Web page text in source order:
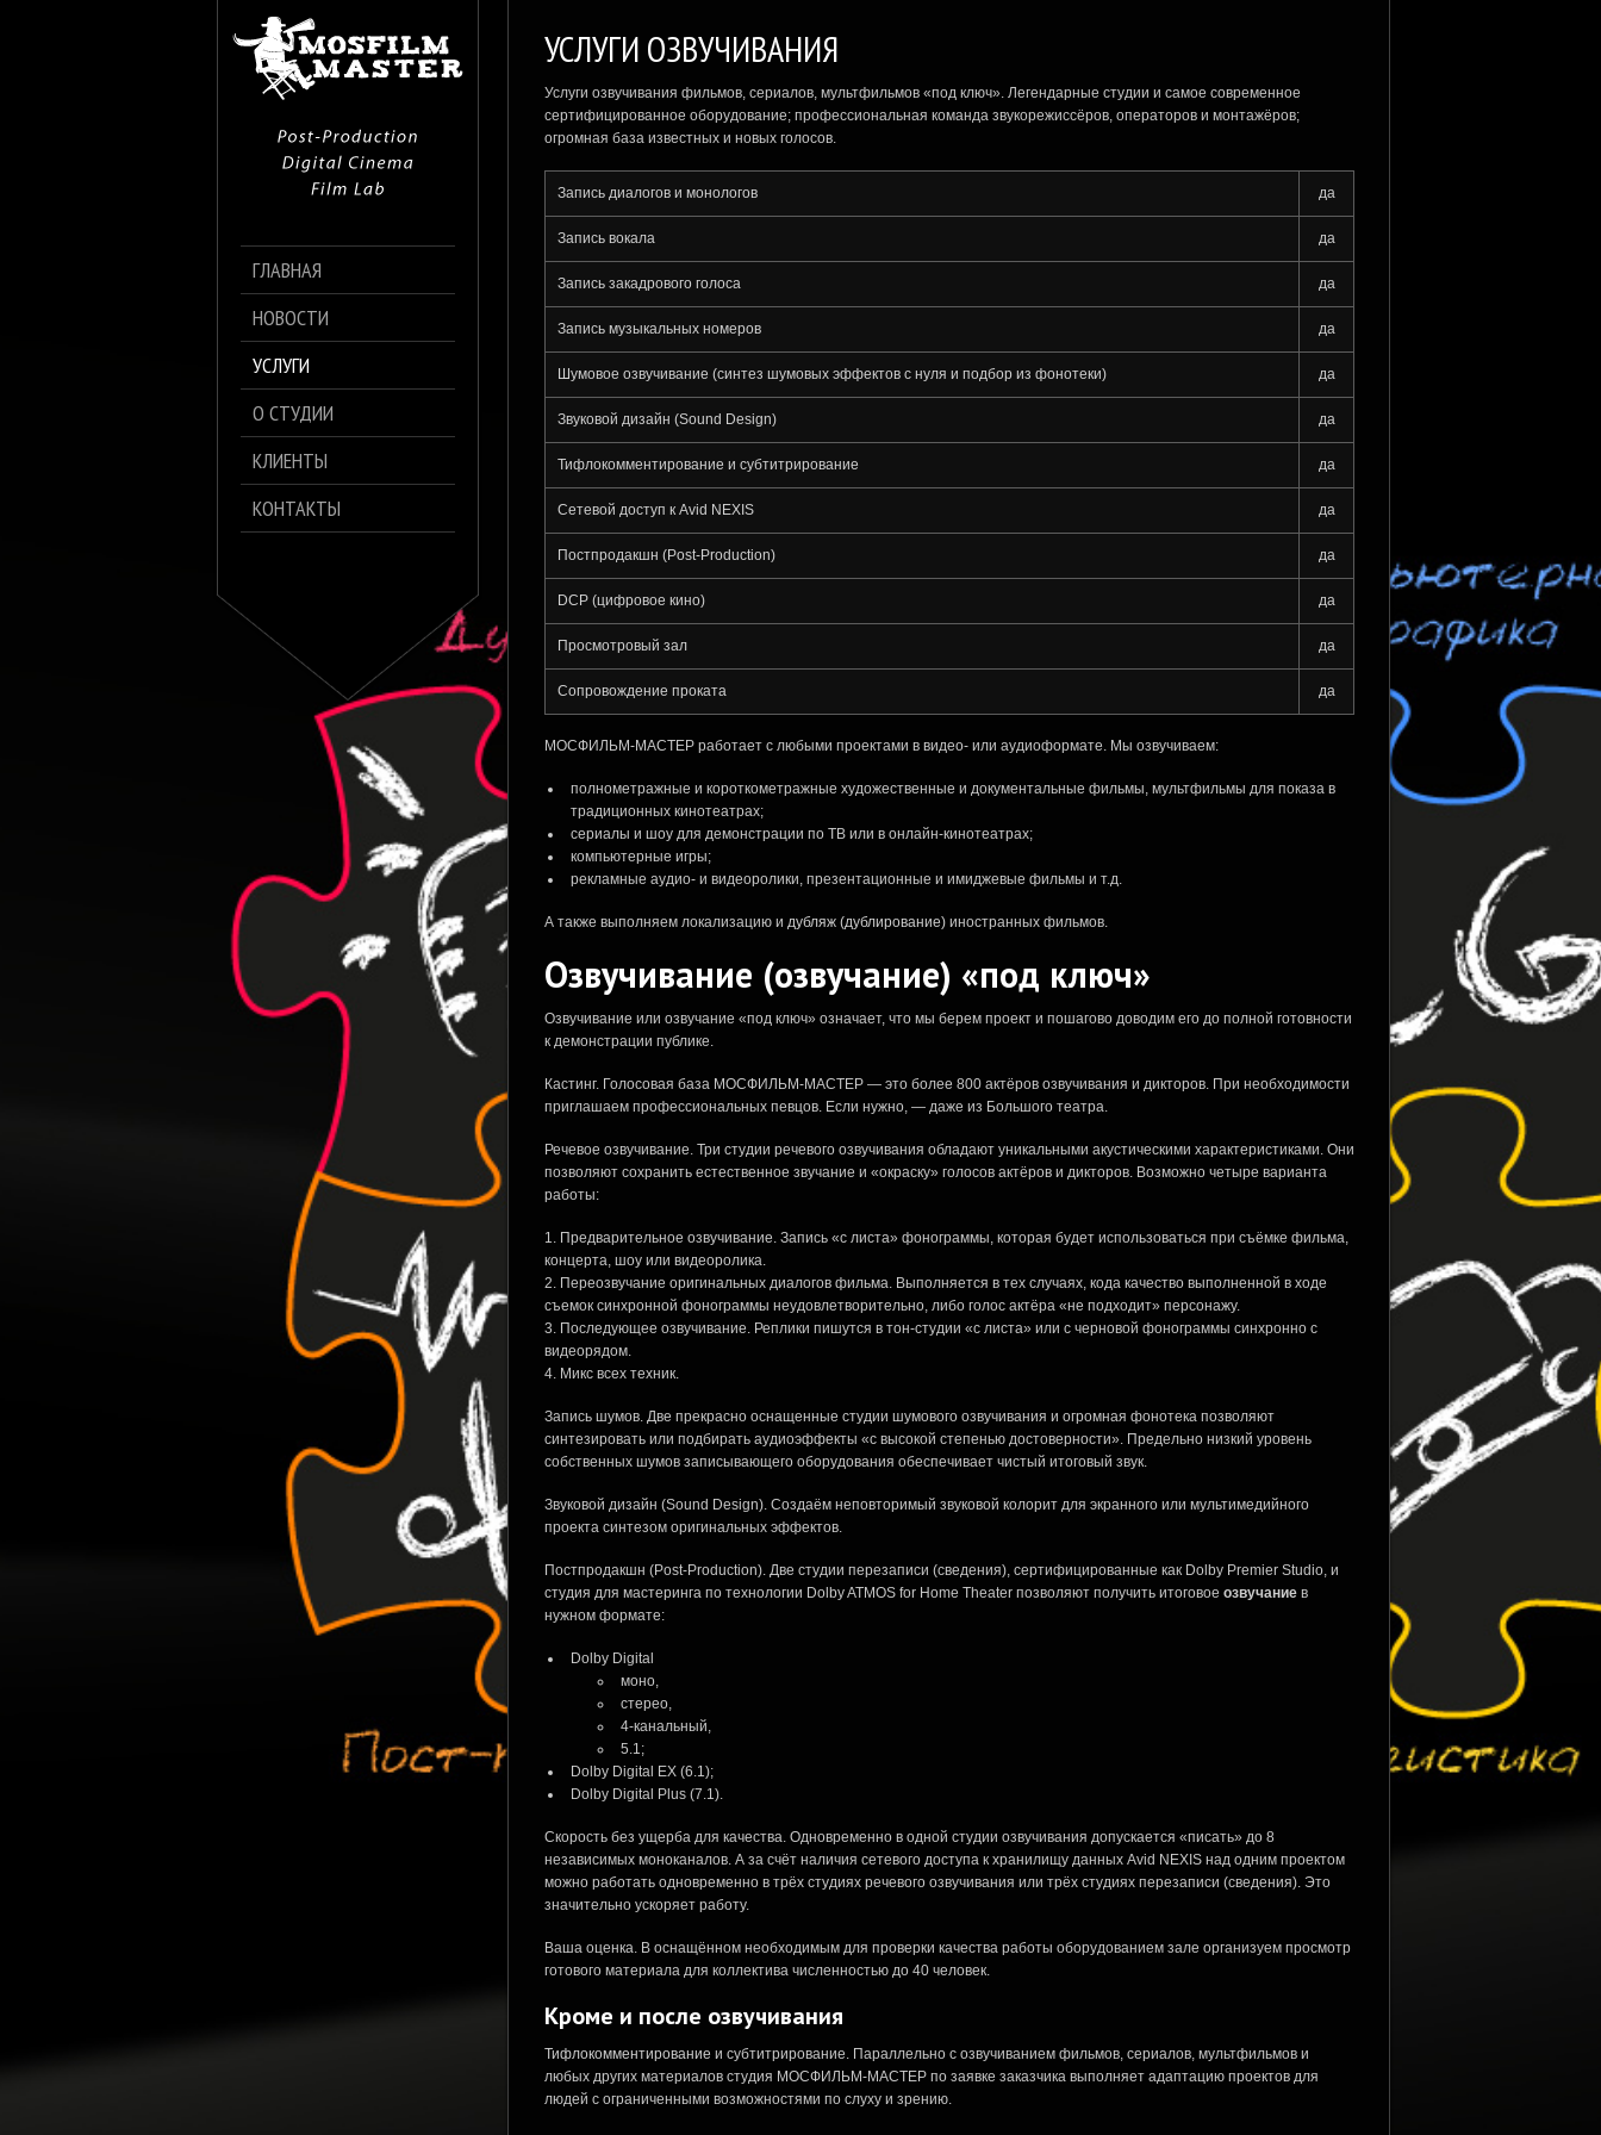
ГЛАВНАЯ
НОВОСТИ
УСЛУГИ
О СТУДИИ
КЛИЕНТЫ
КОНТАКТЫ
УСЛУГИ ОЗВУЧИВАНИЯ
Услуги озвучивания фильмов, сериалов, мультфильмов «под ключ». Легендарные студии и самое современное
сертифицированное оборудование; профессиональная команда звукорежиссёров, операторов и монтажёров;
огромная база известных и новых голосов.
Запись диалогов и монологов да
Запись вокала да
Запись закадрового голоса да
Запись музыкальных номеров да
Шумовое озвучивание (синтез шумовых эффектов с нуля и подбор из фонотеки) да
Звуковой дизайн (Sound Design) да
Тифлокомментирование и субтитрирование да
Сетевой доступ к Avid NEXIS да
Постпродакшн (Post-Production) да
DCP (цифровое кино) да
Просмотровый зал да
Сопровождение проката да
МОСФИЛЬМ-МАСТЕР работает с любыми проектами в видео- или аудиоформате. Мы озвучиваем:
полнометражные и короткометражные художественные и документальные фильмы, мультфильмы для показа в
традиционных кинотеатрах;
сериалы и шоу для демонстрации по ТВ или в онлайн-кинотеатрах;
компьютерные игры;
рекламные аудио- и видеоролики, презентационные и имиджевые фильмы и т.д.
А также выполняем локализацию и дубляж (дублирование) иностранных фильмов.
Озвучивание (озвучание) «под ключ»
Озвучивание или озвучание «под ключ» означает, что мы берем проект и пошагово доводим его до полной готовности
к демонстрации публике.
Кастинг. Голосовая база МОСФИЛЬМ-МАСТЕР — это более 800 актёров озвучивания и дикторов. При необходимости
приглашаем профессиональных певцов. Если нужно, — даже из Большого театра.
Речевое озвучивание. Три студии речевого озвучивания обладают уникальными акустическими характеристиками. Они
позволяют сохранить естественное звучание и «окраску» голосов актёров и дикторов. Возможно четыре варианта
работы:
Предварительное озвучивание. Запись «с листа» фонограммы, которая будет использоваться при съёмке фильма,
концерта, шоу или видеоролика.
Переозвучание оригинальных диалогов фильма. Выполняется в тех случаях, кода качество выполненной в ходе
съемок синхронной фонограммы неудовлетворительно, либо голос актёра «не подходит» персонажу.
Последующее озвучивание. Реплики пишутся в тон-студии «с листа» или с черновой фонограммы синхронно с
видеорядом.
Микс всех техник.
Запись шумов. Две прекрасно оснащенные студии шумового озвучивания и огромная фонотека позволяют
синтезировать или подбирать аудиоэффекты «с высокой степенью достоверности». Предельно низкий уровень
собственных шумов записывающего оборудования обеспечивает чистый итоговый звук.
Звуковой дизайн (Sound Design). Создаём неповторимый звуковой колорит для экранного или мультимедийного
проекта синтезом оригинальных эффектов.
Постпродакшн (Post-Production). Две студии перезаписи (сведения), сертифицированные как Dolby Premier Studio, и
студия для мастеринга по технологии Dolby ATMOS for Home Theater позволяют получить итоговое озвучание в
нужном формате:
Dolby Digital
моно,
стерео,
4-канальный,
5.1;
Dolby Digital EX (6.1);
Dolby Digital Plus (7.1).
Скорость без ущерба для качества. Одновременно в одной студии озвучивания допускается «писать» до 8
независимых моноканалов. А за счёт наличия сетевого доступа к хранилищу данных Avid NEXIS над одним проектом
можно работать одновременно в трёх студиях речевого озвучивания или трёх студиях перезаписи (сведения). Это
значительно ускоряет работу.
Ваша оценка. В оснащённом необходимым для проверки качества работы оборудованием зале организуем просмотр
готового материала для коллектива численностью до 40 человек.
Кроме и после озвучивания
Тифлокомментирование и субтитрирование. Параллельно с озвучиванием фильмов, сериалов, мультфильмов и
любых других материалов студия МОСФИЛЬМ-МАСТЕР по заявке заказчика выполняет адаптацию проектов для
людей с ограниченными возможностями по слуху и зрению.